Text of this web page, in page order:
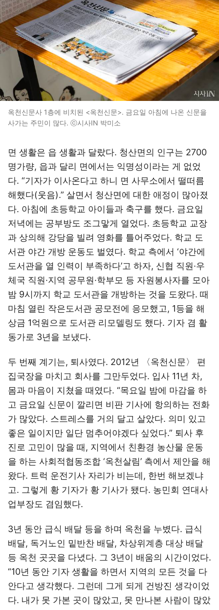
옥천신문사 1층에 비치된 <옥천신문>. 금요일 아침에 나온 신문을
사가는 주민이 많다. ⓒ시사IN 박미소
면 생활은 읍 생활과 달랐다. 청산면의 인구는 2700
명가량, 읍과 달리 면에서는 익명성이라는 게 없었
다. “기자가 이사온다고 하니 면 사무소에서 떨떠름
해했다(웃음).” 살면서 청산면에 대한 애정이 많아졌
다. 아침에 초등학교 아이들과 축구를 했다. 금요일
저녁에는 공부방도 조그맣게 열었다. 초등학교 교장
과 상의해 강당을 빌려 영화를 틀어주었다. 학교 도
서관 야간 개방 운동도 벌였다. 학교 측에서 ‘야간에
도서관을 열 인력이 부족하다’고 하자, 신협 직원·우
체국 직원·지역 공무원·학부모 등 자원봉사자를 모아
밤 9시까지 학교 도서관을 개방하는 것을 도왔다. 때
마침 열린 작은도서관 공모전에 응모했고, 1등을 해
상금 1억원으로 도서관 리모델링도 했다. 기자 겸 활
동가로 3년을 보냈다.
두 번째 계기는, 퇴사였다. 2012년 〈옥천신문〉 편
집국장을 마치고 회사를 그만두었다. 입사 11년 차,
몸과 마음이 지쳤을 때였다. “목요일 밤에 마감을 하
고 금요일 신문이 깔리면 비판 기사에 항의하는 전화
가 많았다. 스트레스를 거의 달고 살았다. 의미 있고
좋은 일이지만 일단 멈추어야겠다 싶었다.” 퇴사 후
진로 고민이 많을 때, 지역에서 친환경 농산물 운동
을 하는 사회적협동조합 ‘옥천살림’ 측에서 제안을 해
왔다. 트럭 운전기사 자리가 비는데, 한번 해보겠냐
고. 그렇게 황 기자가 황 기사가 됐다. 농민회 연대사
업부장도 겸임했다.
3년 동안 급식 배달 등을 하며 옥천을 누볐다. 급식
배달, 독거노인 밑반찬 배달, 차상위계층 대상 배달
등 옥천 곳곳을 다녔다. 그 3년이 배움의 시간이었다.
“10년 동안 기자 생활을 하면서 지역의 모든 것을 다
안다고 생각했다. 그런데 그게 되게 건방진 생각이었
다. 내가 못 가본 곳이 많았고, 못 만나본 사람이 많았